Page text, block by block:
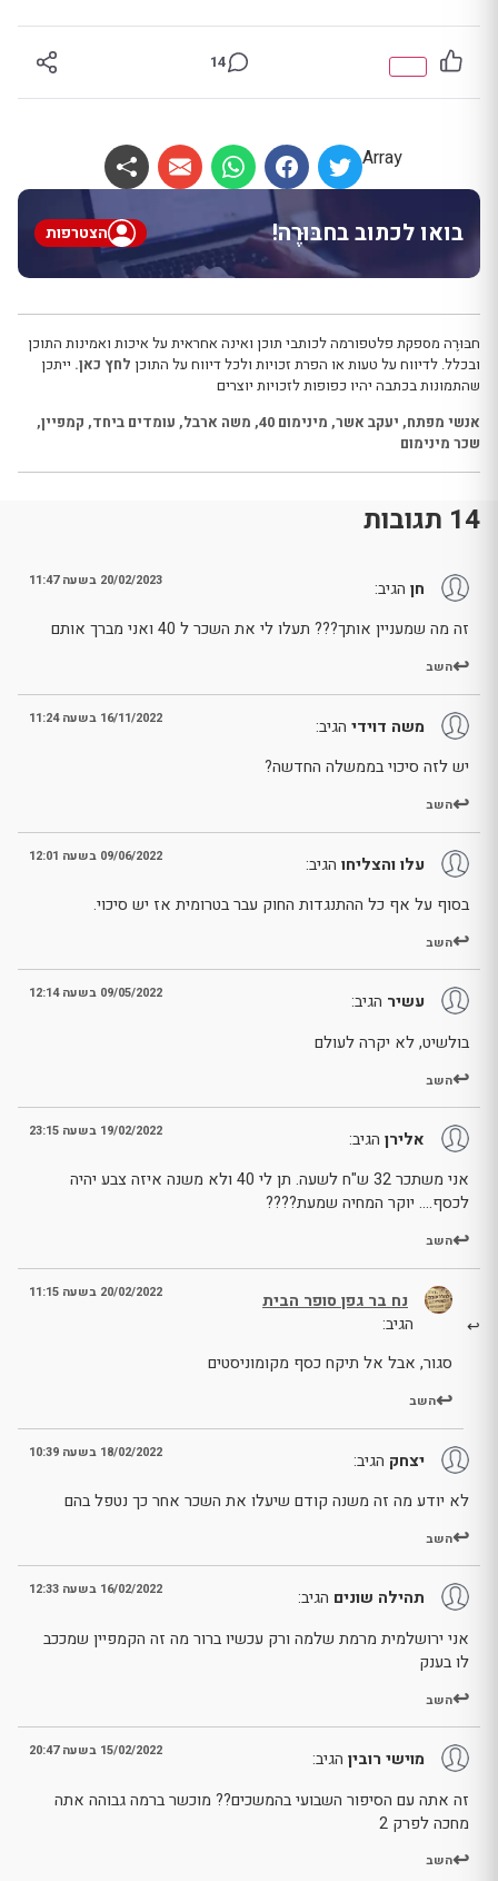
14
Array
בואו לכתוב בחבּוּרֶה! הצטרפות
חבּוּרֶה מספקת פלטפורמה לכותבי תוכן ואינה אחראית על איכות ואמינות התוכן
ובכלל. לדיווח על טעות או הפרת זכויות ולכל דיווח על התוכן לחץ כאן. ייתכן
שהתמונות בכתבה יהיו כפופות לזכויות יוצרים
אנשי מפתח, יעקב אשר, מינימום 40 , משה ארבל, עומדים ביחד, קמפיין,
שכר מינימום
14 תגובות
חן הגיב: 20/02/2023 בשעה 11:47
זה מה שמעניין אותך??? תעלו לי את השכר ל 40 ואני מברך אותם
השב
משה דוידי הגיב: 16/11/2022 בשעה 11:24
יש לזה סיכוי בממשלה החדשה?
השב
עלו והצליחו הגיב: 09/06/2022 בשעה 12:01
בסוף על אף כל ההתנגדות החוק עבר בטרומית אז יש סיכוי.
השב
עשיר הגיב: 09/05/2022 בשעה 12:14
בולשיט, לא יקרה לעולם
השב
אלירן הגיב: 19/02/2022 בשעה 23:15
אני משתכר 32 ש"ח לשעה. תן לי 40 ולא משנה איזה צבע יהיה
לכסף…. יוקר המחיה שמעת????
השב
נח בר גפן סופר הבית
הגיב:
20/02/2022 בשעה 11:15
סגור, אבל אל תיקח כסף מקומוניסטים
השב
יצחק הגיב: 18/02/2022 בשעה 10:39
לא יודע מה זה משנה קודם שיעלו את השכר אחר כך נטפל בהם
השב
תהילה שונים הגיב: 16/02/2022 בשעה 12:33
אני ירושלמית מרמת שלמה ורק עכשיו ברור מה זה הקמפיין שמככב
לו בענק
השב
מוישי רובין הגיב: 15/02/2022 בשעה 20:47
זה אתה עם הסיפור השבועי בהמשכים?? מוכשר ברמה גבוהה אתה
מחכה לפרק 2
השב